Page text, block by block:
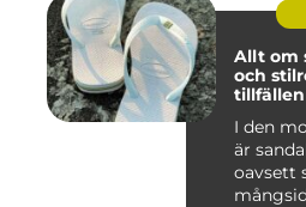
Allt om
och
tillfällen
I den
är
oavsett